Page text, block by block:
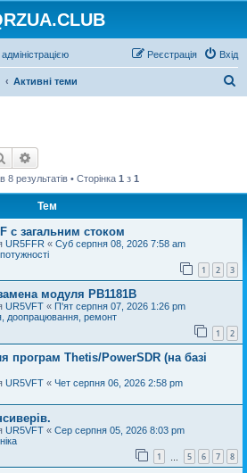
Вхід
Реєстрація
Активні теми
Пошук
8 результатів • Сторінка 1 з 1
Тем
с загальним стоком
UR5FFR « Суб серпня 08, 2026 7:58 am
1 2 3
модуля PB1181B
UR5VFT « П'ят серпня 07, 2026 1:26 pm
доопрацювання, ремонт
1 2
програм Thetis/PowerSDR (на базі
UR5VFT « Чет серпня 06, 2026 2:58 pm
UR5VFT « Сер серпня 05, 2026 8:03 pm
1 5 6 7 8